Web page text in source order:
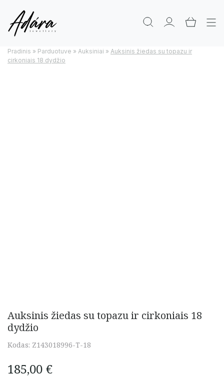
Pradinis » Parduotuve » Auksiniai » Auksinis žiedas su topazu ir
cirkoniais 18 dydžio
Auksinis žiedas su topazu ir cirkoniais 18
dydžio
Kodas: Z143018996-T-18
185,00 €